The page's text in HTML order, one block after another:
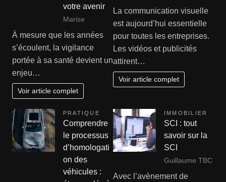
votre avenir
Marise
À mesure que les années
s’écoulent, la vigilance
portée à sa santé devient un
enjeu…
Voir article complet
La communication visuelle
est aujourd’hui essentielle
pour toutes les entreprises.
Les vidéos et publicités
attirent…
Voir article complet
PRATIQUE
Comprendre
le processus
d’homologati
on des
véhicules :
IMMOBILIER
SCI : tout
savoir sur la
SCI
Guillaume TBC
Avec l’avènement de